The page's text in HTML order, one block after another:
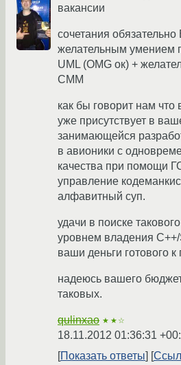
вакансии
сочетания обязательно
желательным умением
UML (OMG ок) +
CMM
как бы говорит нам что
уже присутствует в
занимающейся
в авионики с
качества при помощи
управление
алфавитный суп.
удачи в поиске
уровнем владения С++/
ваши деньги готового
надеюсь вашего
таковых.
qulinxao ★★☆
18.11.2012 01:36:31
Показать ответы